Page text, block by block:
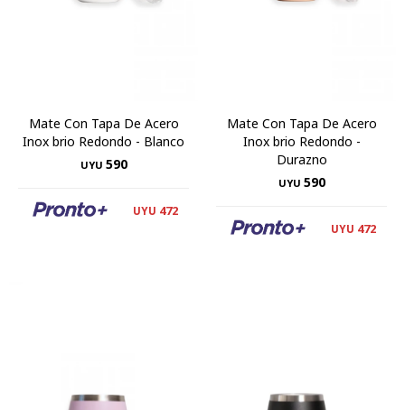
Mate Con Tapa De Acero
Inox brio Redondo - Blanco
UYU 590
UYU 472
Mate Con Tapa De Acero
Inox brio Redondo -
Durazno
UYU 590
UYU 472